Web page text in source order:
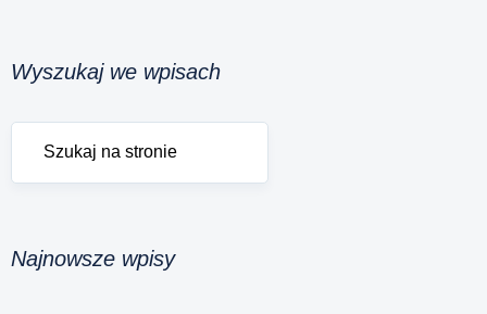
Wyszukaj we wpisach
Najnowsze wpisy